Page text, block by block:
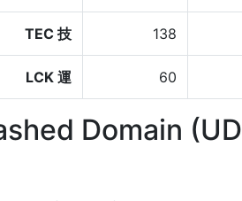
TEC 技 138
LCK 運 60
Domain